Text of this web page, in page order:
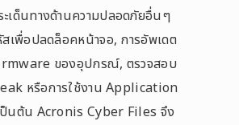
เด็นทางด้านความปลอดภัยอื่นๆ
เพื่อปลดล็อคหน้าจอ, การอัพเดต
ของอุปกรณ์, ตรวจสอบ
หรือการใช้งาน Application
นต้น Acronis Cyber Files จึง